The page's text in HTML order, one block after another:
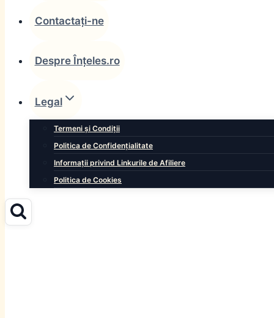
Contactați-ne
Despre Înțeles.ro
Legal
Termeni și Condiții
Politica de Confidențialitate
Informații privind Linkurile de Afiliere
Politica de Cookies